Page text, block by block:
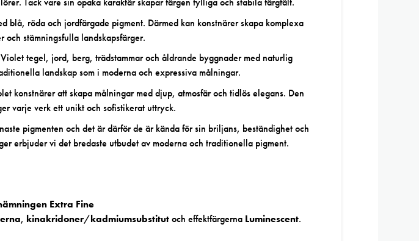
blå, röda och jordfärgade pigment. Därmed kan konstnärer skapa komplexa
stämningsfulla landskapsfärger.
tegel, jord, berg, trädstammar och åldrande byggnader med naturlig
landskap som i moderna och expressiva målningar.
konstnärer att skapa målningar med djup, atmosfär och tidlös elegans. Den
varje verk ett unikt och sofistikerat uttryck.
pigmenten och det är därför de är kända för sin briljans, beständighet och
erbjuder vi det bredaste utbudet av moderna och traditionella pigment.
Extra Fine
, kinakridoner/kadmiumsubstitutoch effektfärgerna Luminescent.